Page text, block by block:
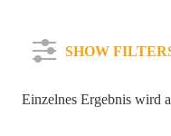
SHOW
Einzelnes Ergebnis wird